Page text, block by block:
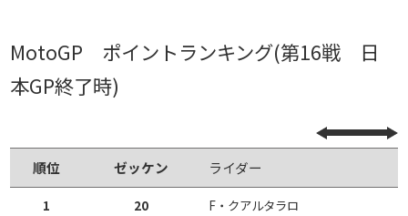
MotoGP ポイントランキング(第16戦 日
本GP終了時)
順位 ゼッケン ライダー
1 20 F・クアルタラロ